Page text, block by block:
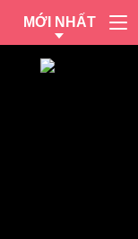
MỚI NHẤT